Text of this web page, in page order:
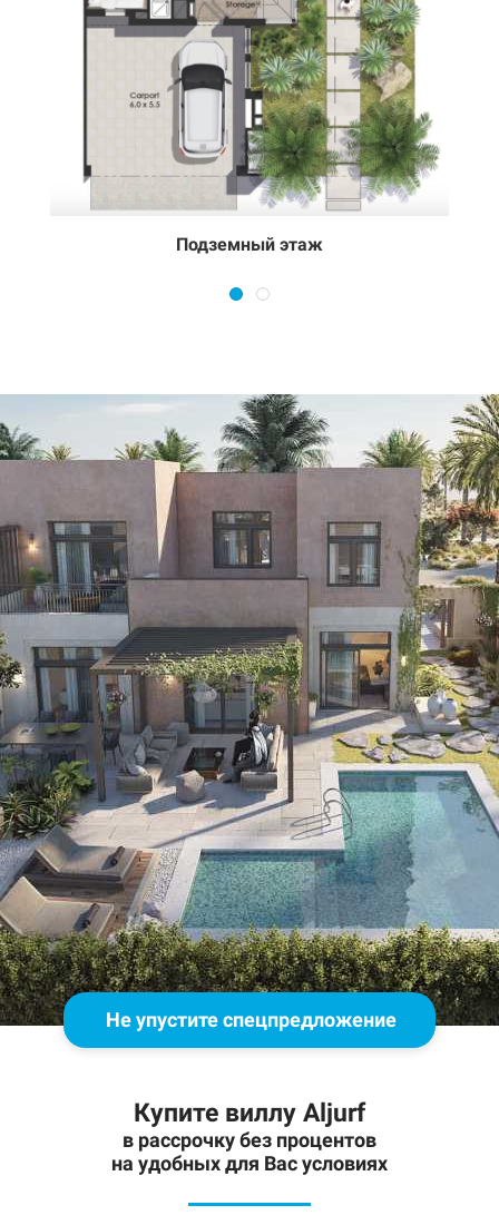
Подземный этаж
Первый этаж
Не упустите спецпредложение
Купите виллу Aljurf
в рассрочку без процентов
на удобных для Вас условиях